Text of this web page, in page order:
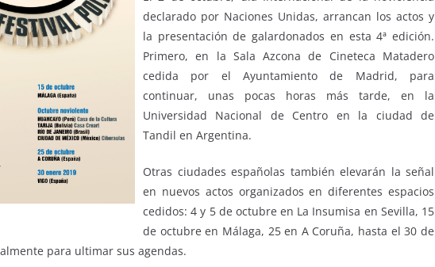
declarado por Naciones Unidas, arrancan los actos y
la presentación de galardonados en esta 4ª edición.
Primero, en la Sala Azcona de Cineteca Matadero
cedida por el Ayuntamiento de Madrid, para
continuar, unas pocas horas más tarde, en la
Universidad Nacional de Centro en la ciudad de
Tandil en Argentina.
Otras ciudades españolas también elevarán la señal
en nuevos actos organizados en diferentes espacios
cedidos: 4 y 5 de octubre en La Insumisa en Sevilla, 15
de octubre en Málaga, 25 en A Coruña, hasta el 30 de
para ultimar sus agendas.